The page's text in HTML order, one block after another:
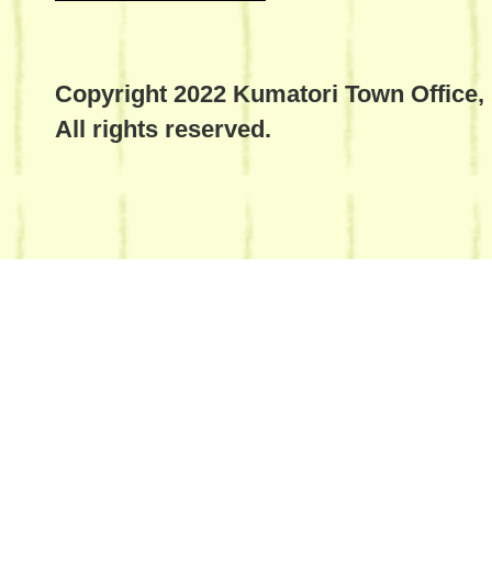
Copyright 2022 Kumatori Town Office,
All rights reserved.